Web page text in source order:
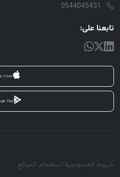
0544045431
تابعنا على:
App Store
Google Play
شروط الخصوصية|استخدام الموقع